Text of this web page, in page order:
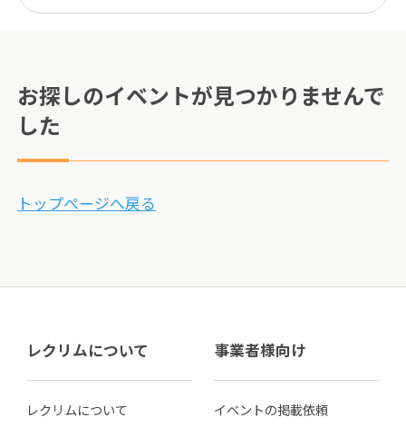
お探しのイベントが見つかりませんで
した
トップページへ戻る
レクリムについて
レクリムについて
事業者様向け
イベントの掲載依頼